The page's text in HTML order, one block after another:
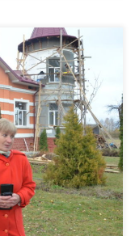
в
доводиться
Тож після
Долинського
те що вражають, а
міський
фінансової […]